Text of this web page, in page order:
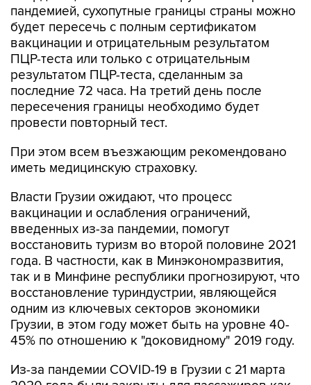
пандемией, сухопутные границы страны можно
будет пересечь с полным сертификатом
вакцинации и отрицательным результатом
ПЦР-теста или только с отрицательным
результатом ПЦР-теста, сделанным за
последние 72 часа. На третий день после
пересечения границы необходимо будет
провести повторный тест.
При этом всем въезжающим рекомендовано
иметь медицинскую страховку.
Власти Грузии ожидают, что процесс
вакцинации и ослабления ограничений,
введенных из-за пандемии, помогут
восстановить туризм во второй половине 2021
года. В частности, как в Минэкономразвития,
так и в Минфине республики прогнозируют, что
восстановление туриндустрии, являющейся
одним из ключевых секторов экономики
Грузии, в этом году может быть на уровне 40-
45% по отношению к "доковидному" 2019 году.
Из-за пандемии COVID-19 в Грузии с 21 марта